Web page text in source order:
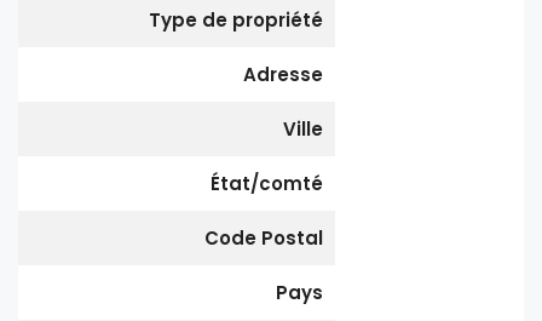
Type de propriété
Adresse
Ville
État/comté
Code Postal
Pays